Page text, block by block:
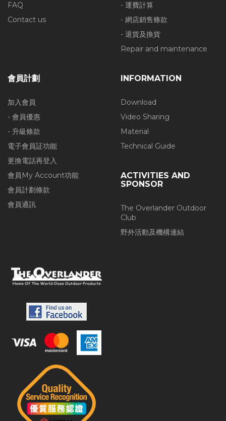
FAQ
Contact us
- 運費計算
- 網店銷售條款
- 退貨及換貨
Repair and maintenance
會員計劃
加入會員
- 會員優惠
- 升級條款
電子會員証功能
更換電話再登入
會員My Account功能
會員計劃條款
會員通訊
INFORMATION
Download
Video Sharing
Material
Technical Guide
ACTIVITIES AND
SPONSOR
The Overlander Outdoor
Club
野外活動及機構連結